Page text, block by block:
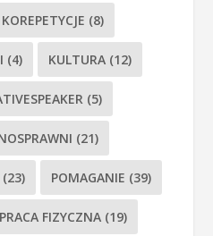
KOREPETYCJE (8)
(4) KULTURA (12)
(5)
(21)
(23) POMAGANIE (39)
PRACA FIZYCZNA (19)